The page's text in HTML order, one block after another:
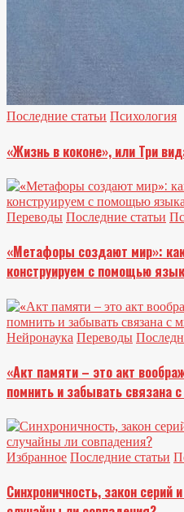
Последние статьи Психология
«Жизнь в коконе», или Три
Переводы Последние статьи
«Метафоры создают мир»:
конструируем с помощью
Нейронаука Переводы
«Акт памяти – это акт
помнить и забывать связана
Избранное Последние статьи
Синхроничность, закон серий